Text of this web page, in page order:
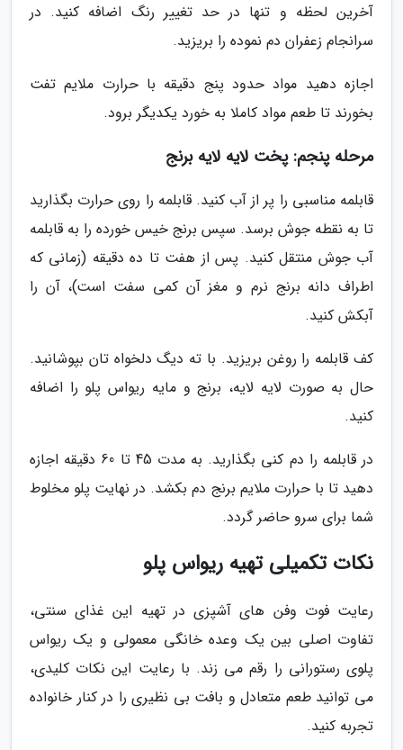
آخرین لحظه و تنها در حد تغییر رنگ اضافه کنید. در
سرانجام زعفران دم نموده را بریزید.
اجازه دهید مواد حدود پنج دقیقه با حرارت ملایم تفت
بخورند تا طعم مواد کاملا به خورد یکدیگر برود.
مرحله پنجم: پخت لایه لایه برنج
قابلمه مناسبی را پر از آب کنید. قابلمه را روی حرارت بگذارید
تا به نقطه جوش برسد. سپس برنج خیس خورده را به قابلمه
آب جوش منتقل کنید. پس از هفت تا ده دقیقه (زمانی که
اطراف دانه برنج نرم و مغز آن کمی سفت است)، آن را
آبکش کنید.
کف قابلمه را روغن بریزید. با ته دیگ دلخواه تان بپوشانید.
حال به صورت لایه لایه، برنج و مایه ریواس پلو را اضافه
کنید.
در قابلمه را دم کنی بگذارید. به مدت 45 تا 60 دقیقه اجازه
دهید تا با حرارت ملایم برنج دم بکشد. در نهایت پلو مخلوط
شما برای سرو حاضر گردد.
نکات تکمیلی تهیه ریواس پلو
رعایت فوت وفن های آشپزی در تهیه این غذای سنتی،
تفاوت اصلی بین یک وعده خانگی معمولی و یک ریواس
پلوی رستورانی را رقم می زند. با رعایت این نکات کلیدی،
می توانید طعم متعادل و بافت بی نظیری را در کنار خانواده
تجربه کنید.